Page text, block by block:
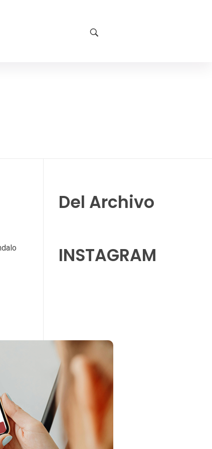
Del Archivo
INSTAGRAM